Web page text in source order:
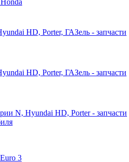
HD, Porter, ГАЗель - запчасти
HD, Porter, ГАЗель - запчасти
N, Hyundai HD, Porter - запчасти
3